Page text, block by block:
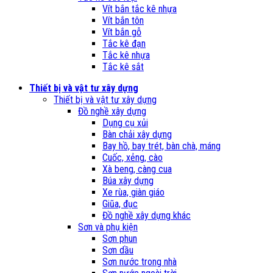
Vít bắn tắc kê nhựa
Vít bắn tôn
Vít bắn gỗ
Tắc kê đạn
Tắc kê nhựa
Tắc kê sắt
Thiết bị và vật tư xây dựng
Thiết bị và vật tư xây dựng
Đồ nghề xây dựng
Dụng cụ xủi
Bàn chải xây dựng
Bay hồ, bay trét, bàn chà, máng
Cuốc, xẻng, cào
Xà beng, càng cua
Búa xây dựng
Xe rùa, giàn giáo
Giũa, đục
Đồ nghề xây dựng khác
Sơn và phụ kiện
Sơn phun
Sơn dầu
Sơn nước trong nhà